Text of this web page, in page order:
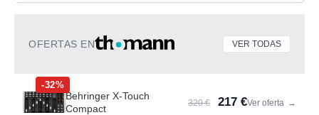
OFERTAS EN VER TODAS
-32%
Behringer X-Touch
Compact
320 € 217 €Ver oferta →